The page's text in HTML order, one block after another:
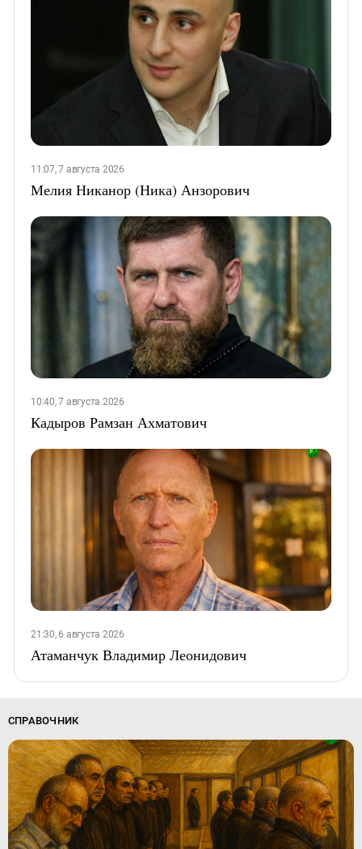
11:07, 7 августа 2026
Мелия Никанор (Ника) Анзорович
10:40, 7 августа 2026
Кадыров Рамзан Ахматович
21:30, 6 августа 2026
Атаманчук Владимир Леонидович
СПРАВОЧНИК